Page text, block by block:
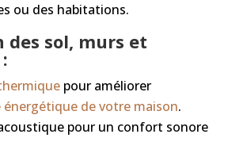
ou des habitations.
des sol, murs et
pour améliorer
de votre maison.
pour un confort sonore